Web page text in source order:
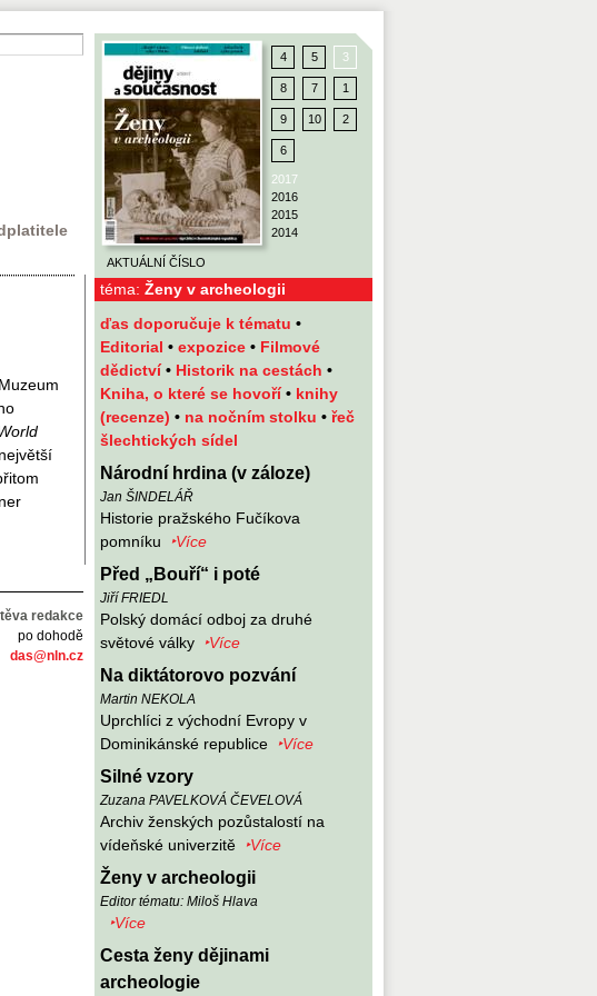
téma: Ženy v archeologii
AKTUÁLNÍ ČÍSLO
4 5 3
8 7 1
9 10 2
6
2017
2016
2015
2014
ďas doporučuje k tématu •
Editorial • expozice • Filmové
dědictví• Historik na cestách •
Kniha, o které se hovoří• knihy
(recenze) • na nočním stolku • řeč
šlechtických sídel
Národní hrdina (v záloze)
Jan ŠINDELÁŘ
Historie pražského Fučíkova
pomníku
‣Více
Před „Bouří“ i poté
Jiří FRIEDL
Polský domácí odboj za druhé
světové války
‣Více
Na diktátorovo pozvání
Martin NEKOLA
Uprchlíci z východní Evropy v
Dominikánské republice
‣Více
Silné vzory
Zuzana PAVELKOVÁ ČEVELOVÁ
Archiv ženských pozůstalostí na
vídeňské univerzitě
‣Více
Ženy v archeologii
Editor tématu: Miloš Hlava
‣Více
Cesta ženy dějinami
archeologie
redakce
po dohodě
das@nln.cz